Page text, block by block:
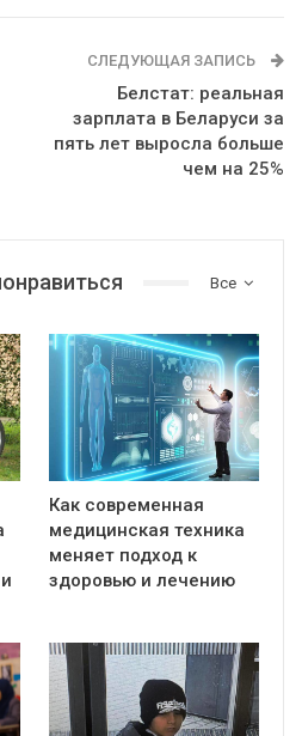
СЛЕДУЮЩАЯ ЗАПИСЬ
Белстат: реальная
зарплата в Беларуси за
пять лет выросла больше
чем на 25%
Все
Как современная
медицинская техника
меняет подход к
здоровью и лечению